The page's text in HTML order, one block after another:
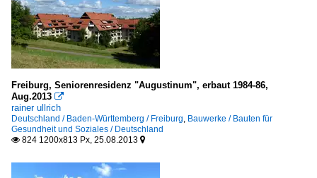
Freiburg, Seniorenresidenz "Augustinum", erbaut 1984-86,
Aug.2013 
rainer ullrich
Deutschland / Baden-Württemberg / Freiburg, Bauwerke / Bauten für
Gesundheit und Soziales / Deutschland
 824 1200x813 Px, 25.08.2013 